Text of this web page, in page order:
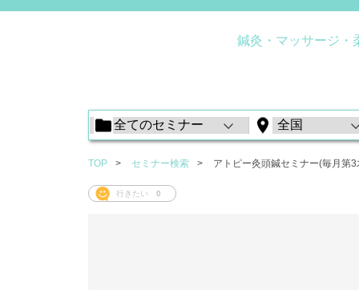
鍼灸・マッサージ・
TOP セミナー検索 アトピー灸頭鍼セミナー(毎月第
行きたい 0